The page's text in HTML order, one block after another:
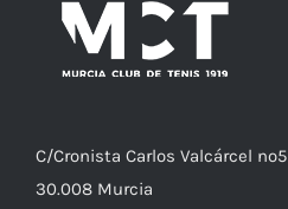
C/Cronista Carlos Valcárcel nº5
30.008 Murcia